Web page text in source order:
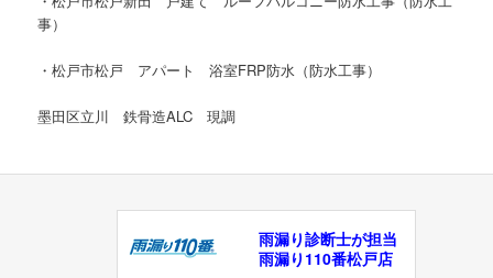
事）
・松戸市松戸 アパート 浴室FRP防水（防水工事）
墨田区立川 鉄骨造ALC 現調
雨漏り診断士が担当
雨漏り110番松戸店